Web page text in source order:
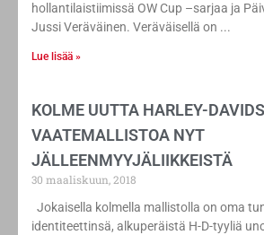
hollantilaistiimissä OW Cup –sarjaa ja
Jussi Veräväinen. Veräväisellä on
Lue lisää »
KOLME UUTTA HARLEY-
VAATEMALLISTOA NYT
JÄLLEENMYYJÄLIIKKEISTÄ
30 maaliskuun, 2018
Jokaisella kolmella mallistolla on oma
identiteettinsä, alkuperäistä H-D-tyyliä